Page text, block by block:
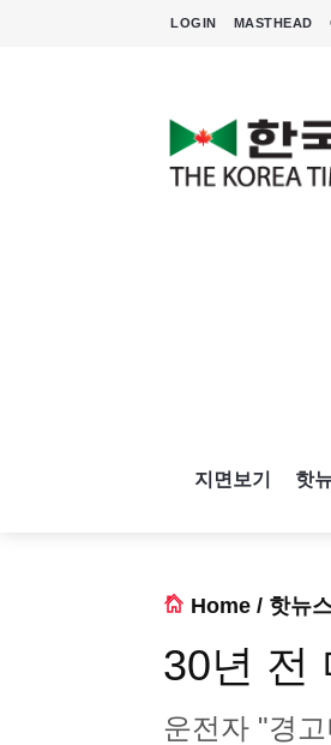
LOGIN MASTHEAD
지면보기 핫
Home / 핫뉴
30년 전
운전자 "경